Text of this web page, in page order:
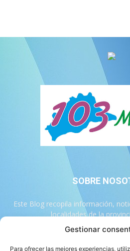
Gestionar
Para ofrecer las mejores experiencias,
SOBRE
Este Blog recopila información,
localidades de la
Contáctanos: